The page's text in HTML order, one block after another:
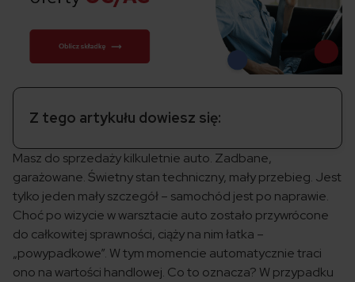
Z tego artykułu dowiesz się:
Masz do sprzedaży kilkuletnie auto. Zadbane,
garażowane. Świetny stan techniczny, mały przebieg. Jest
tylko jeden mały szczegół – samochód jest po naprawie.
Choć po wizycie w warsztacie auto zostało przywrócone
do całkowitej sprawności, ciąży na nim łatka –
„powypadkowe”. W tym momencie automatycznie traci
ono na wartości handlowej. Co to oznacza? W przypadku